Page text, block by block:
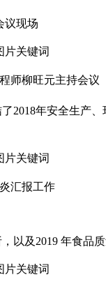
议现场
师柳旺元主持会议
年安全生产
汇报工作
以及2019 年食品